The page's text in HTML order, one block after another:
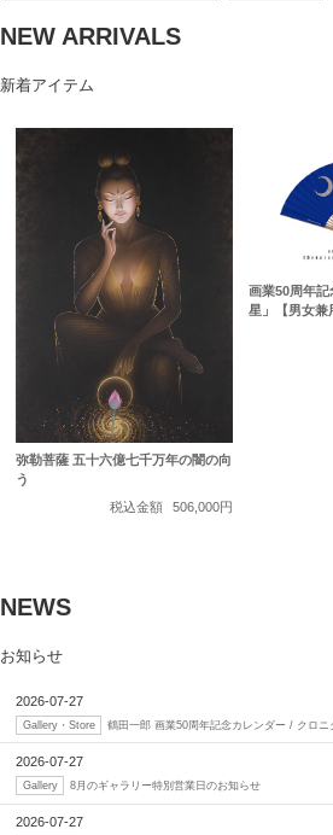
NEW ARRIVALS
新着アイテム
弥勒菩薩 五十六億七千万年の闇の向
う
税込金額
506,000円
画業50周年記
星」【男女兼
NEWS
お知らせ
2026-07-27
Gallery・Store 鶴田一郎 画業50周年記念カレンダー / クロ
2026-07-27
Gallery 8月のギャラリー特別営業日のお知らせ
2026-07-27